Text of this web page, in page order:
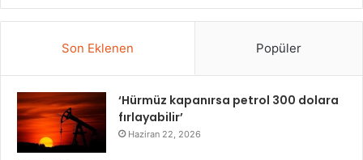
Son Eklenen Popüler
‘Hürmüz kapanırsa petrol 300 dolara
fırlayabilir’
Haziran 22, 2026